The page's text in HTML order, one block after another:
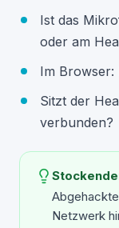
Ist das
oder am
Im
Sitzt der
verbunden?
Netzwerk